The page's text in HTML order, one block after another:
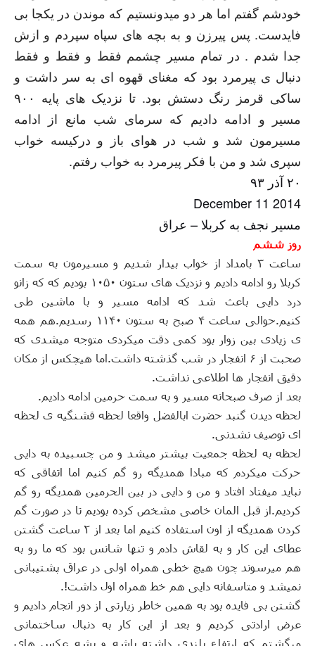
ﺧﻮﺩﺷﻢ ﮔﻔﺘﻢ ﺍﻣﺎ ﻫﺮ ﺩﻭ ﻣﯿﺪﻭﻧﺴﺘﯿﻢ ﮐﻪ ﻣﻮﻧﺪﻥ ﺩﺭ ﯾﮑﺠﺎ ﺑﯽ
ﻓﺎﯾﺪﺳﺖ. ﭘﺲ ﭘﯿﺮﺯﻥ ﻭ ﺑﻪ ﺑﭽﻪ ﻫﺎﯼ ﺳﭙﺎﻩ ﺳﭙﺮﺩﻡ ﻭ ﺍﺯﺵ
ﺟﺪﺍ ﺷﺪﻡ . ﺩﺭ ﺗﻤﺎﻡ ﻣﺴﯿﺮ ﭼﺸﻤﻢ ﻓﻘﻂ ﻭ ﻓﻘﻂ ﻭ ﻓﻘﻂ
ﺩﻧﺒﺎﻝ ﯼ ﭘﯿﺮﻣﺮﺩ ﺑﻮﺩ ﮐﻪ ﻣﻐﻨﺎﯼ ﻗﻬﻮﻩ ﺍﯼ ﺑﻪ ﺳﺮ ﺩﺍﺷﺖ ﻭ
ﺳﺎﮐﯽ ﻗﺮﻣﺰ ﺭﻧﮓ ﺩﺳﺘﺶ ﺑﻮﺩ.
ﺗﺎ ﻧﺰﺩﯾﮏ ﻫﺎﯼ ﭘﺎﯾﻪ ۹۰۰
ﻣﺴﯿﺮ ﻭ ﺍﺩﺍﻣﻪ ﺩﺍﺩﯾﻢ ﮐﻪ ﺳﺮﻣﺎﯼ ﺷﺐ ﻣﺎﻧﻊ ﺍﺯ ﺍﺩﺍﻣﻪ
ﻣﺴﯿﺮﻣﻮﻥ ﺷﺪ ﻭ ﺷﺐ ﺩﺭ ﻫﻮﺍﯼ ﺑﺎﺯ ﻭ ﺩﺭﮐﯿﺴﻪ ﺧﻮﺍﺏ
ﺳﭙﺮﯼ ﺷﺪ ﻭ ﻣﻦ ﺑﺎ ﻓﮑﺮ ﭘﯿﺮﻣﺮﺩ ﺑﻪ ﺧﻮﺍﺏ ﺭﻓﺘﻢ.
۲۰ ﺁﺫﺭ ۹۳
2014 11 December
ﻣﺴﯿﺮ ﻧﺠﻒ ﺑﻪ ﮐﺮﺑﻼ – ﻋﺮﺍﻕ
روز ششم
ساعت ۳ بامداد از خواب بیدار شدیم و مسیرمون به سمت
کربلا رو ادامه دادیم و نزدیک های ستون ۱۰۵۰ بودیم که که زانو
درد دایی باعث شد که ادامه مسیر و با ماشین طی
کنیم.حوالی ساعت ۴ صبح به ستون ۱۱۴۰ رسدیم .هم همه
ی زیادی بین زوار بود کمی دقت میکردی متوجه میشدی که
صحبت از ۶ انفجار در شب گذشته داشت
.اما هیچکس از مکان
دقیق انفجار ها اطلاعی نداشت.
بعد از صرف صبحانه مسیر و به سمت حرمین ادامه دادیم.
لحظه دیدن گنبد حضرت ابالفضل واقعا لحظه قشنگیه ی لحظه
ای توصیف نشدنی.
لحظه به لحظه جمعیت بیشتر میشد و من چسبیده به دایی
حرکت میکردم که مبادا همدیگه رو گم کنیم اما اتفاقی که
نباید میفتاد افتاد و من و دایی در بین الحرمین همدیگه رو گم
کردیم.از قبل المان خاصی مشخص کرده بودیم تا در صورت گم
کردن همدیگه از اون استفاده کنیم اما بعد از ۲ ساعت گشتن
عطای این کار و به لقاش دادم و تنها شانس بود که ما رو به
هم میرسوند چون هیچ خطی همراه اولی در عراق پشتیبانی
نمیشد و متاسفانه دایی هم خط همراه اول داشت!.
گشتن بی فایده بود به همین خاطر زیارتی از دور انجام دادیم و
عرض ارادتی کردیم و بعد از این کار به دنبال ساختمانی
میگشتم که ارتفاع بلندی داشته باشه و بشه عکس های